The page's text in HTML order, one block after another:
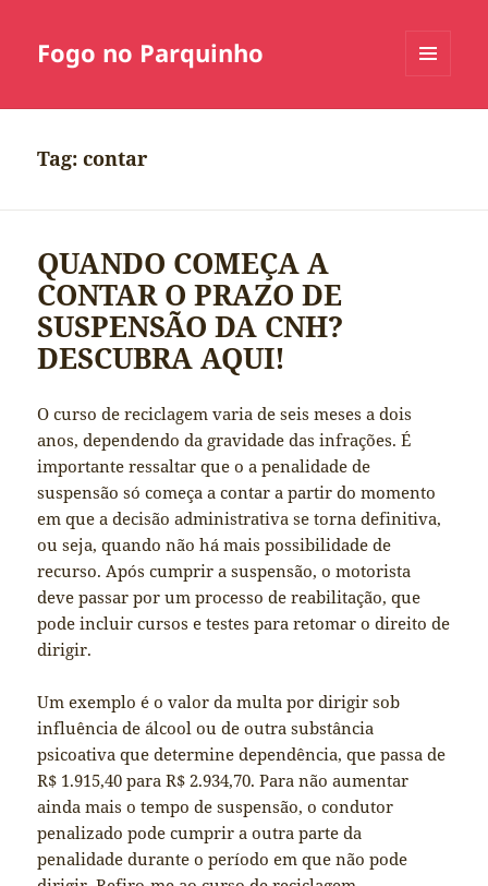
Fogo no Parquinho
Tag:contar
QUANDO COMEÇA A
CONTAR O PRAZO DE
SUSPENSÃO DA CNH?
DESCUBRA AQUI!
O curso de reciclagem varia de seis meses a dois
anos, dependendo da gravidade das infrações. É
importante ressaltar que o a penalidade de
suspensão só começa a contar a partir do momento
em que a decisão administrativa se torna definitiva,
ou seja, quando não há mais possibilidade de
recurso. Após cumprir a suspensão, o motorista
deve passar por um processo de reabilitação, que
pode incluir cursos e testes para retomar o direito de
dirigir.
Um exemplo é o valor da multa por dirigir sob
influência de álcool ou de outra substância
psicoativa que determine dependência, que passa de
R$ 1.915,40 para R$ 2.934,70. Para não aumentar
ainda mais o tempo de suspensão, o condutor
penalizado pode cumprir a outra parte da
penalidade durante o período em que não pode